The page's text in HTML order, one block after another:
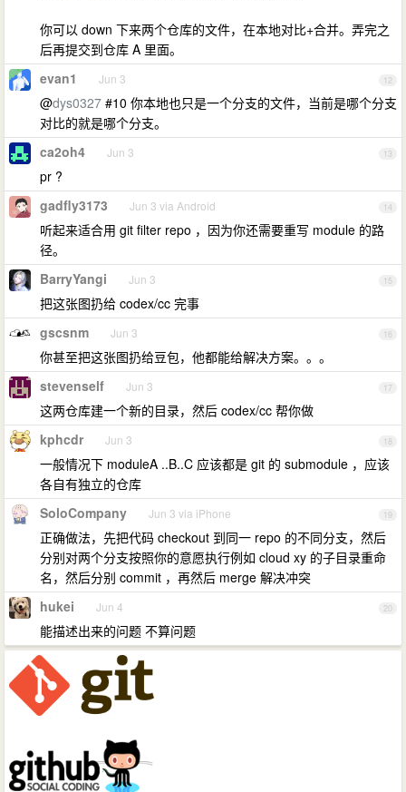
你可以 down 下来两个仓库的文件，在本地对比+合并。弄完之
后再提交到仓库 A 里面。
12
evan1 Jun 3
@dys0327 #10 你本地也只是一个分支的文件，当前是哪个分支
对比的就是哪个分支。
13
ca2oh4 Jun 3
pr ?
14
gadfly3173 Jun 3 via Android
听起来适合用 git filter repo ，因为你还需要重写 module 的路
径。
15
BarryYangi Jun 3
把这张图扔给 codex/cc 完事
16
gscsnm Jun 3
你甚至把这张图扔给豆包，他都能给解决方案。。。
17
stevenself Jun 3
这两仓库建一个新的目录，然后 codex/cc 帮你做
18
kphcdr Jun 3
一般情况下 moduleA ..B..C 应该都是 git 的 submodule ，应该
各自有独立的仓库
19
SoloCompany Jun 3 via iPhone
正确做法，先把代码 checkout 到同一 repo 的不同分支，然后
分别对两个分支按照你的意愿执行例如 cloud xy 的子目录重命
名，然后分别 commit ，再然后 merge 解决冲突
20
hukei Jun 4
能描述出来的问题 不算问题